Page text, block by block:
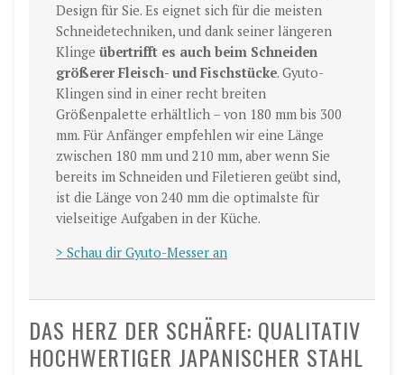
Design für Sie. Es eignet sich für die meisten
Schneidetechniken, und dank seiner längeren
Klinge übertrifft es auch beim Schneiden
größerer Fleisch- und Fischstücke. Gyuto-
Klingen sind in einer recht breiten
Größenpalette erhältlich – von 180 mm bis 300
mm. Für Anfänger empfehlen wir eine Länge
zwischen 180 mm und 210 mm, aber wenn Sie
bereits im Schneiden und Filetieren geübt sind,
ist die Länge von 240 mm die optimalste für
vielseitige Aufgaben in der Küche.
> Schau dir Gyuto-Messer an
DAS HERZ DER SCHÄRFE: QUALITATIV
HOCHWERTIGER JAPANISCHER STAHL